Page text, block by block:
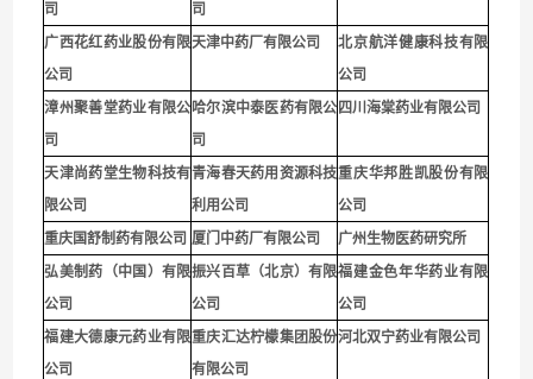
司
司
广西花红药业股份有限
公司
天津中药厂有限公司
北京航洋健康科技有限
公司
漳州聚善堂药业有限公
司
哈尔滨中泰医药有限公
司
四川海棠药业有限公司
天津尚药堂生物科技有
限公司
青海春天药用资源科技
利用公司
重庆华邦胜凯股份有限
公司
重庆国舒制药有限公司 厦门中药厂有限公司
广州生物医药研究所
弘美制药（中国）有限
公司
振兴百草（北京）有限
公司
福建金色年华药业有限
公司
福建大德康元药业有限
公司
重庆汇达柠檬集团股份
有限公司
河北双宁药业有限公司